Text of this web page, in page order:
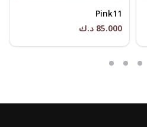
Pink11
85.000 د.ك